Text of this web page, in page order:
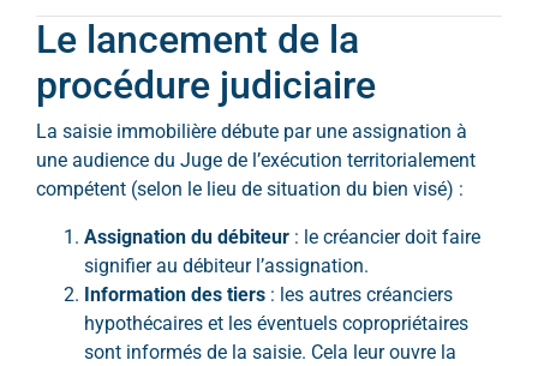
Le lancement de la
procédure judiciaire
La saisie immobilière débute par une assignation à
une audience du Juge de l’exécution territorialement
compétent (selon le lieu de situation du bien visé) :
Assignation du débiteur : le créancier doit faire
signifier au débiteur l’assignation.
Information des tiers : les autres créanciers
hypothécaires et les éventuels copropriétaires
sont informés de la saisie. Cela leur ouvre la